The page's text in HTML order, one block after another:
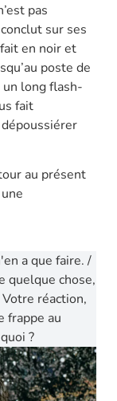
pas
sur ses
en noir et
poste de
un long flash-
fait
au présent
a que faire. /
quelque chose,
réaction,
frappe au
?